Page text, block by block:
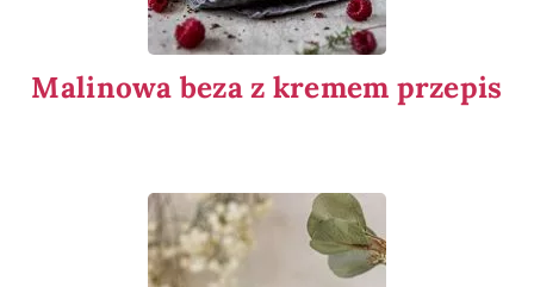
Malinowa beza z kremem przepis